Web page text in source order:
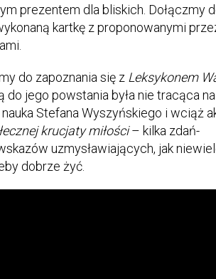
prezentem dla bliskich. Dołączmy
kartkę z proponowanymi
do zapoznania się z Leksykonem
do jego powstania była nie tracąca na
Stefana Wyszyńskiego i wciąż
krucjaty miłości– kilka zdań-
uzmysławiających, jak
dobrze żyć.